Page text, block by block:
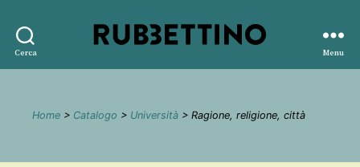
Cerca
editore
Menu
Home > Catalogo > Università > Ragione, religione, città